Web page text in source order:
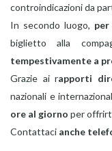
controindicazioni da
In secondo luogo,
biglietto alla
tempestivamente a
Grazie ai rapporti
nazionali e
ore al giorno per
Contattaci anche